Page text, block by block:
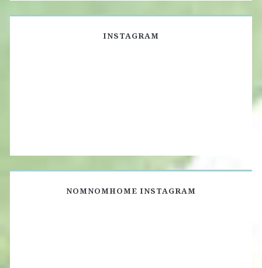
INSTAGRAM
NOMNOMHOME INSTAGRAM